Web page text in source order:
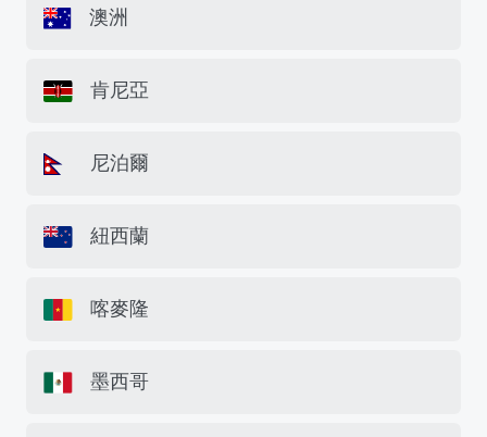
澳洲
肯尼亞
尼泊爾
紐西蘭
喀麥隆
墨西哥